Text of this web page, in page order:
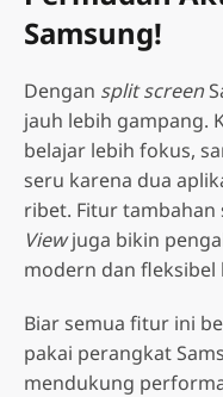
Samsung!
Dengan split screen
jauh lebih gampang.
belajar lebih fokus,
seru karena dua
ribet. Fitur tambahan
Viewjuga bikin
modern dan fleksibel
Biar semua fitur ini
pakai perangkat
mendukung